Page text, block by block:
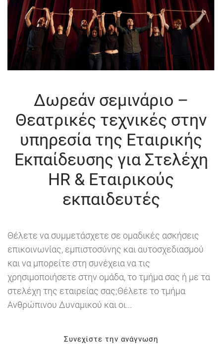
Δωρεάν σεμινάριο –
Θεατρικές τεχνικές στην
υπηρεσία της Εταιρικής
Εκπαίδευσης για Στελέχη
HR & Εταιρικούς
εκπαιδευτές
Θέλετε να συμμετάσχετε σε ομαδικές ασκήσεις
επικοινωνίας, εμπιστοσύνης και αυτοσχεδιασμού
και να μπορείτε στη συνέχεια να τις
χρησιμοποιήσετε στην ομάδα, το τμήμα σας ή με τα
στελέχη της εταιρείας σας;Θέλετε το τμήμα
Ανθρώπινου Δυναμικού και οι...
Συνεχίστε την ανάγνωση